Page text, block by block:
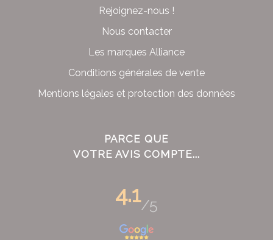
Rejoignez-nous !
Nous contacter
Les marques Alliance
Conditions générales de vente
Mentions légales et protection des données
PARCE QUE
VOTRE AVIS COMPTE...
4.1/5